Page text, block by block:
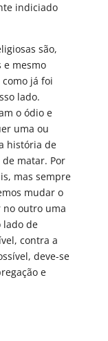
indiciado
são,
e mesmo
já foi
lado.
o ódio e
uma ou
história de
matar. Por
mas sempre
mudar o
no outro uma
lado de
contra a
deve-se
e